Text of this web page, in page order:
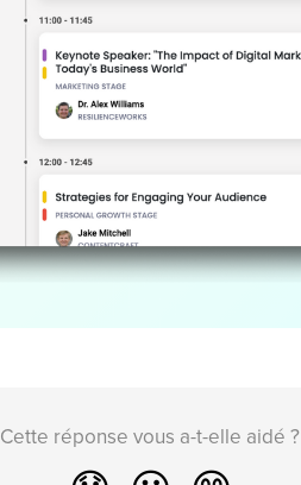
Cette réponse vous a-t-elle aidé ?